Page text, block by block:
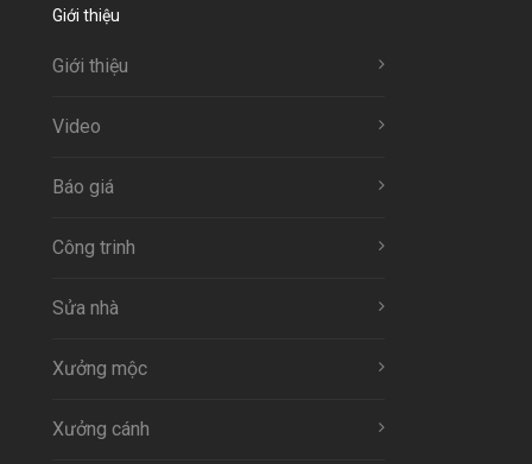
Giới thiệu
Giới thiệu
Video
Báo giá
Công trinh
Sửa nhà
Xưởng mộc
Xưởng cánh